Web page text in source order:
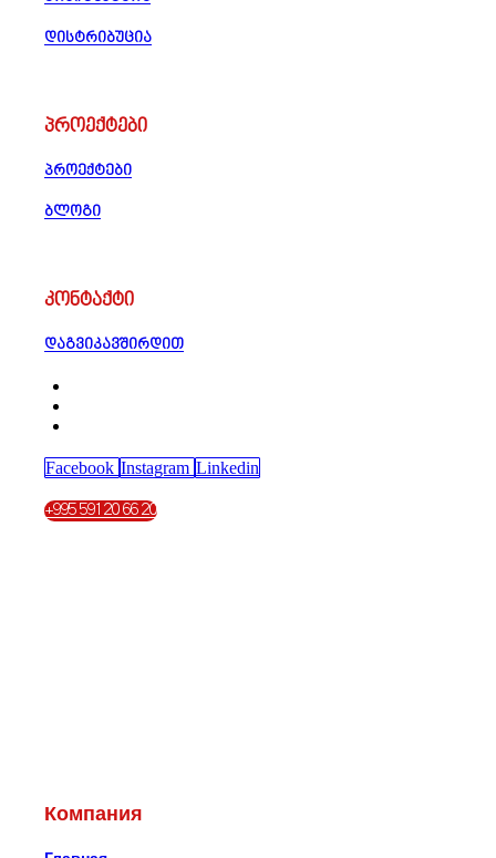
დისტრიბუცია
პროექტები
პროექტები
ბლოგი
კონტაქტი
დაგვიკავშირდით
Facebook Instagram Linkedin
+995 591 20 66 20
Компания